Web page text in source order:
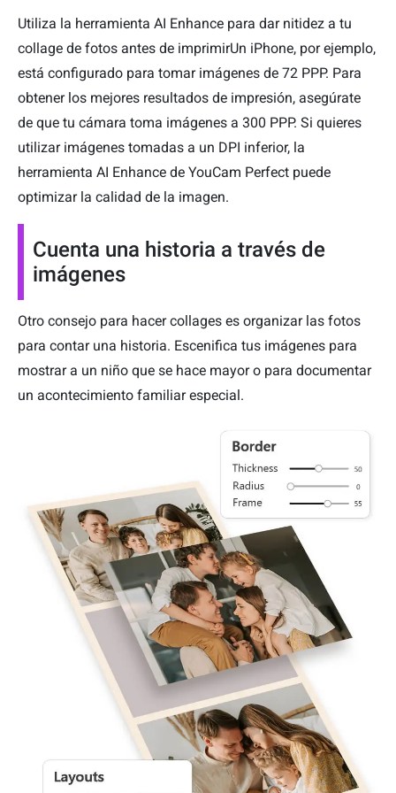
Utiliza la herramienta AI Enhance para dar nitidez a tu
collage de fotos antes de imprimirUn iPhone, por ejemplo,
está configurado para tomar imágenes de 72 PPP. Para
obtener los mejores resultados de impresión, asegúrate
de que tu cámara toma imágenes a 300 PPP. Si quieres
utilizar imágenes tomadas a un DPI inferior, la
herramienta AI Enhance de YouCam Perfect puede
optimizar la calidad de la imagen.
Cuenta una historia a través de
imágenes
Otro consejo para hacer collages es organizar las fotos
para contar una historia. Escenifica tus imágenes para
mostrar a un niño que se hace mayor o para documentar
un acontecimiento familiar especial.